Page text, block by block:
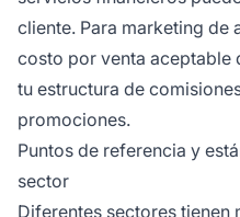
cliente. Para marketing de
costo por venta aceptable
tu estructura de
promociones.
Puntos de referencia y
sector
Diferentes sectores tienen